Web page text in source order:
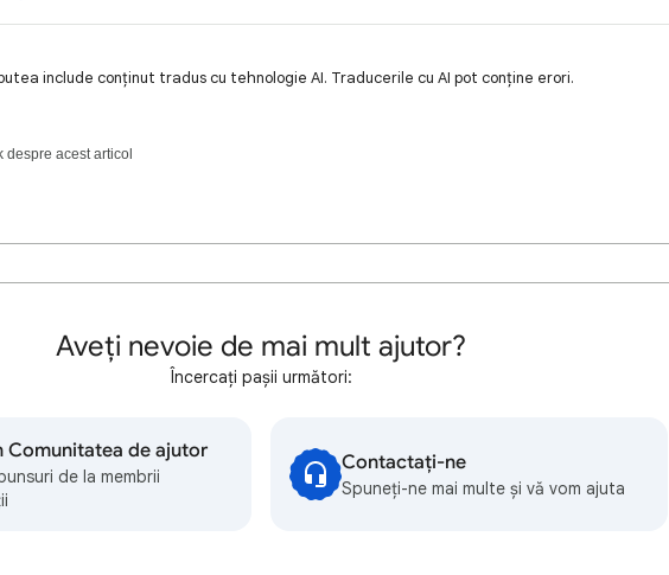
include conținut tradus cu tehnologie AI. Traducerile cu AI pot conține erori.
despre acest articol
Aveți nevoie de mai mult ajutor?
Încercați pașii următori:
Comunitatea de ajutor
de la membrii
Contactați-ne
Spuneți-ne mai multe și vă vom ajuta